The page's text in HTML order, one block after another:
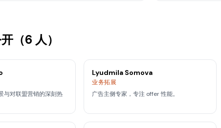
（6 人）
与对联盟营销的深刻热
Lyudmila Somova
业务拓展
广告主侧专家，专注 offer 性能。